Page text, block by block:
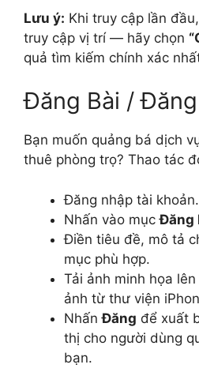
Lưu ý: Khi truy cập lần
truy cập vị trí — hãy chọn
quả tìm kiếm chính xác
Đăng Bài /
Bạn muốn quảng bá dịch
thuê phòng trọ? Thao tác
Đăng nhập tài khoản.
Nhấn vào mụcĐăng
Điền tiêu đề, mô tả
mục phù hợp.
Tải ảnh minh họa
ảnh từ thư viện
NhấnĐăng để xuất
thị cho người dùng
bạn.